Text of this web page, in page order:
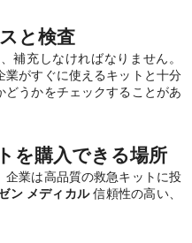
と検査
補充しなければなりません。
業がすぐに使えるキットと十分
うかをチェックすることがあ
を購入できる場所
企業は高品質の救急キットに投
ン メディカル信頼性の高い、